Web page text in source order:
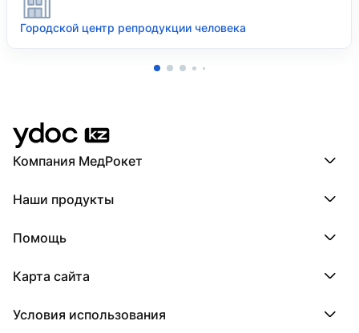
Городской центр репродукции человека
Компания МедРокет
О YDoc
Наши продукты
ПроТаблетки
МедТочка
Помощь
Регистрация врача
Карта сайта
Регионы
Условия использования